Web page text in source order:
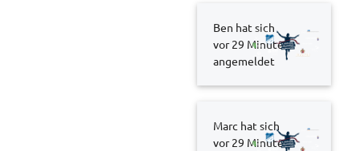
Ben hat sich
vor 29 Minuten
angemeldet
Marc hat sich
vor 29 Minuten